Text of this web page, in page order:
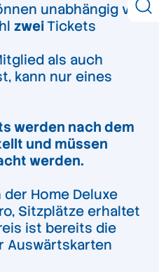
unabhängig von
zweiTickets
als auch
kann nur eines
werden nach dem
und müssen
werden.
Home Deluxe
Sitzplätze erhaltet
ist bereits die
Auswärtskarten